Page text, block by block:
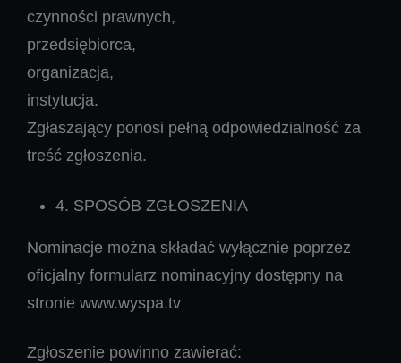
czynności prawnych,
przedsiębiorca,
organizacja,
instytucja.
Zgłaszający ponosi pełną odpowiedzialność za
treść zgłoszenia.
4. SPOSÓB ZGŁOSZENIA
Nominacje można składać wyłącznie poprzez
oficjalny formularz nominacyjny dostępny na
stronie www.wyspa.tv
Zgłoszenie powinno zawierać: